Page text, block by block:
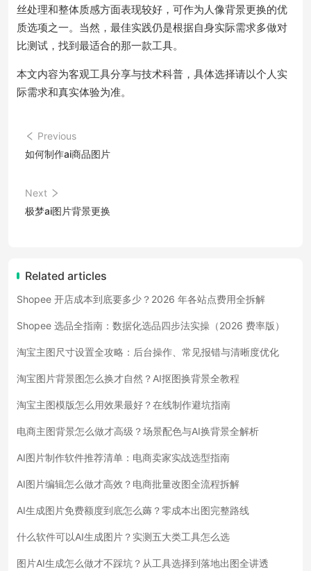
丝处理和整体质感方面表现较好，可作为人像背景更换的优
质选项之一。当然，最佳实践仍是根据自身实际需求多做对
比测试，找到最适合的那一款工具。
本文内容为客观工具分享与技术科普，具体选择请以个人实
际需求和真实体验为准。
Previous
如何制作ai商品图片
Next
极梦ai图片背景更换
Related articles
Shopee 开店成本到底要多少？2026 年各站点费用全拆解
Shopee 选品全指南：数据化选品四步法实操（2026 费率版）
淘宝主图尺寸设置全攻略：后台操作、常见报错与清晰度优化
淘宝图片背景图怎么换才自然？AI抠图换背景全教程
淘宝主图模版怎么用效果最好？在线制作避坑指南
电商主图背景怎么做才高级？场景配色与AI换背景全解析
AI图片制作软件推荐清单：电商卖家实战选型指南
AI图片编辑怎么做才高效？电商批量改图全流程拆解
AI生成图片免费额度到底怎么薅？零成本出图完整路线
什么软件可以AI生成图片？实测五大类工具怎么选
图片AI生成怎么做才不踩坑？从工具选择到落地出图全讲透